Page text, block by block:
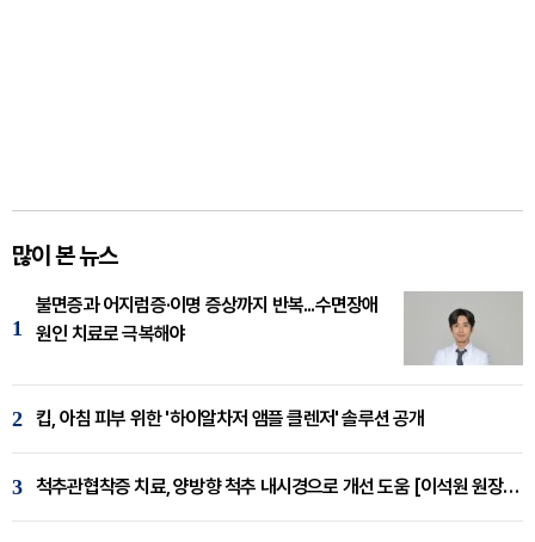
많이 본 뉴스
1
불면증과 어지럼증·이명 증상까지 반복...수면장애
원인 치료로 극복해야
2 킵, 아침 피부 위한 '하이알차저 앰플 클렌저' 솔루션 공개
3 척추관협착증 치료, 양방향 척추 내시경으로 개선 도움 [이석원 원장 칼럼]